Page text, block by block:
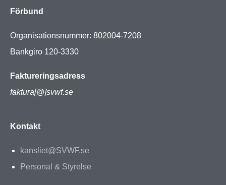
Förbund
Organisationsnummer: 802004-7208
Bankgiro 120-3330
Faktureringsadress
faktura[@]svwf.se
Kontakt
kansliet@SVWF.se
Personal & Styrelse